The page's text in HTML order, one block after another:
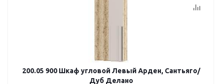
200.05 900 Шкаф угловой Левый Арден, Сантьяго/
Дуб Делано